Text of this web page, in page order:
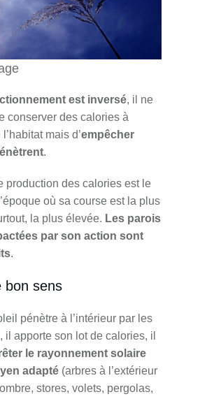
est inversé, il ne
conserver des calories à
l’habitat mais d’empêcher
.
production des calories est le
où sa course est la plus
la plus élevée. Les parois
par son action sont
.
bon sens
pénètre à l’intérieur par les
il apporte son lot de calories, il
le rayonnement solaire
adapté(arbres à l’extérieur
stores, volets, pergolas,